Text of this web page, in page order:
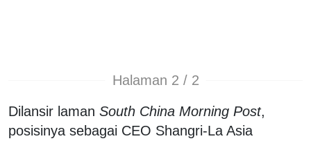
Halaman 2 / 2
Dilansir laman South China Morning Post,
posisinya sebagai CEO Shangri-La Asia